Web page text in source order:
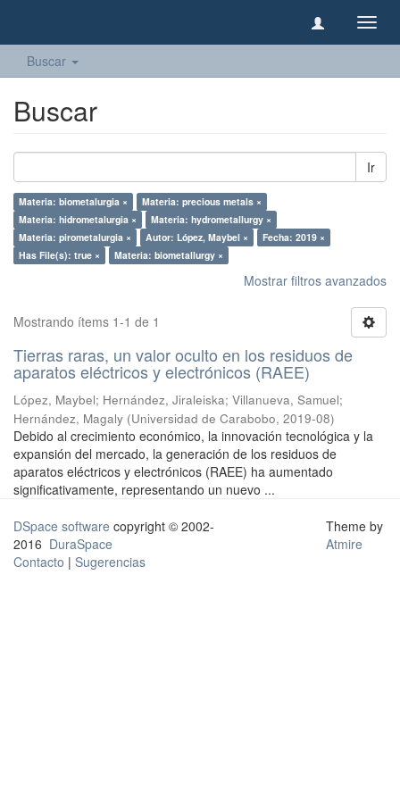
Buscar
Buscar
Ir
Materia: biometalurgia ×
Materia: precious metals ×
Materia: hidrometalurgia ×
Materia: hydrometallurgy ×
Materia: pirometalurgia ×
Autor: López, Maybel ×
Fecha: 2019 ×
Has File(s): true ×
Materia: biometallurgy ×
Mostrar filtros avanzados
Mostrando ítems 1-1 de 1
Tierras raras, un valor oculto en los residuos de
aparatos eléctricos y electrónicos (RAEE)
López, Maybel; Hernández, Jiraleiska; Villanueva, Samuel;
Hernández, Magaly (Universidad de Carabobo, 2019-08)
Debido al crecimiento económico, la innovación tecnológica y la
expansión del mercado, la generación de los residuos de
aparatos eléctricos y electrónicos (RAEE) ha aumentado
significativamente, representando un nuevo ...
DSpace software copyright © 2002-
2016 DuraSpace
Contacto | Sugerencias
Theme by
Atmire